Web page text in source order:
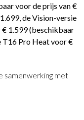
voor de prijs van €
de Vision-versie
1.599 (beschikbaar
T16 Pro Heat voor €
samenwerking met